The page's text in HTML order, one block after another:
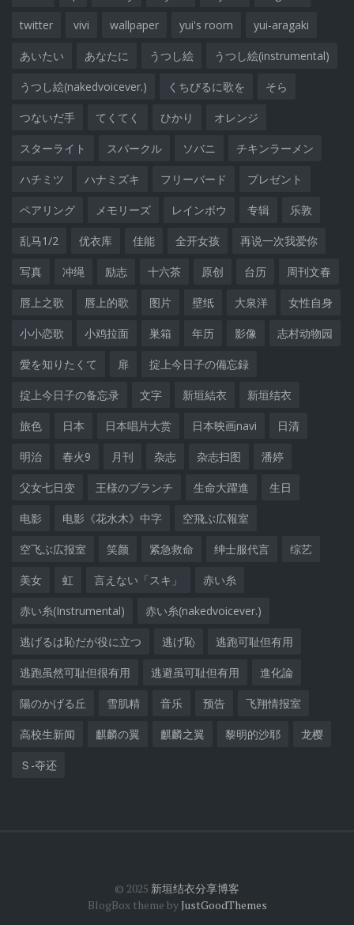
twitter vivi wallpaper yui's room yui-aragaki
あいたい あなたに うつし絵 うつし絵(instrumental)
うつし絵(nakedvoicever.) くちびるに歌を そら
つないだ手 てくてく ひかり オレンジ
スターライト スパークル ソバニ チキンラーメン
ハチミツ ハナミズキ フリーバード プレゼント
ペアリング メモリーズ レインボウ 专辑 乐敦
乱马1/2 优衣库 佳能 全开女孩 再说一次我爱你
写真 冲绳 励志 十六茶 原创 台历 周刊文春
唇上之歌 唇上的歌 图片 壁纸 大泉洋 女性自身
小小恋歌 小鸡拉面 巣箱 年历 影像 志村动物园
愛を知りたくて 扉 掟上今日子の備忘録
掟上今日子の备忘录 文字 新垣結衣 新垣结衣
旅色 日本 日本唱片大赏 日本映画navi 日清
明治 春火9 月刊 杂志 杂志扫图 潘婷
父女七日变 王様のブランチ 生命大躍進 生日
电影 电影《花水木》中字 空飛ぶ広報室
空飞ぶ広报室 笑颜 紧急救命 绅士服代言 综艺
美女 虹 言えない「スキ」 赤い糸
赤い糸(Instrumental) 赤い糸(nakedvoicever.)
逃げるは恥だが役に立つ 逃げ恥 逃跑可耻但有用
逃跑虽然可耻但很有用 逃避虽可耻但有用 進化論
陽のかげる丘 雪肌精 音乐 预告 飞翔情报室
高校生新闻 麒麟の翼 麒麟之翼 黎明的沙耶 龙樱
Ｓ-夺还
© 2025 新垣结衣分享博客
BlogBox theme byJustGoodThemes